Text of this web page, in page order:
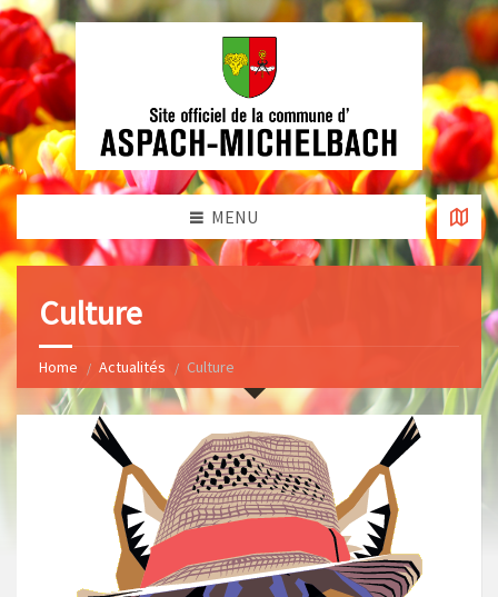
MENU
Culture
Home Actualités Culture